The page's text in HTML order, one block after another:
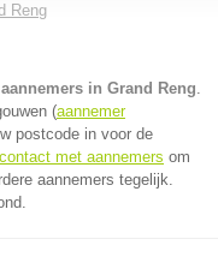
Reng
aannemers in Grand Reng.
(aannemer
postcode in voor de
met aannemers om
aannemers tegelijk.